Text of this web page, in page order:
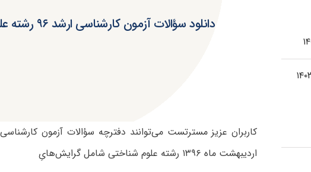
دانلود سؤالات آزمون کارشناسی ارشد ۹۶ رشته علوم شناختی (کد ۱۲۱۹)
کاربران عزیز مسترتست می‌توانند دفترچه سؤالات آزمون
اردیبهشت ماه ۱۳۹۶ رشته علوم شناختی شامل گرایش‌هایِ